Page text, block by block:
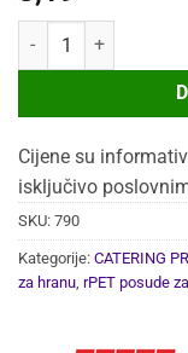
PROFI LINE
Cijene su
isključivo
SKU: 790
Kategorije: CATERING
za hranu, rPET posude